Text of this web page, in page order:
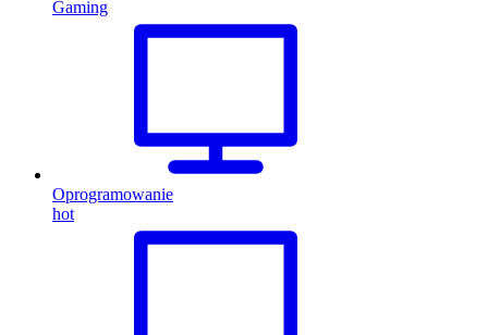
Gaming
Oprogramowanie
hot